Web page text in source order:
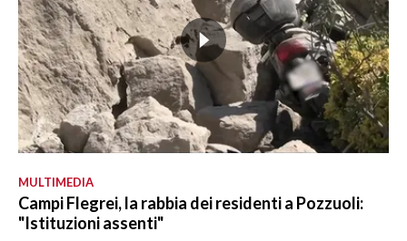
MULTIMEDIA
Campi Flegrei, la rabbia dei residenti a Pozzuoli:
"Istituzioni assenti"